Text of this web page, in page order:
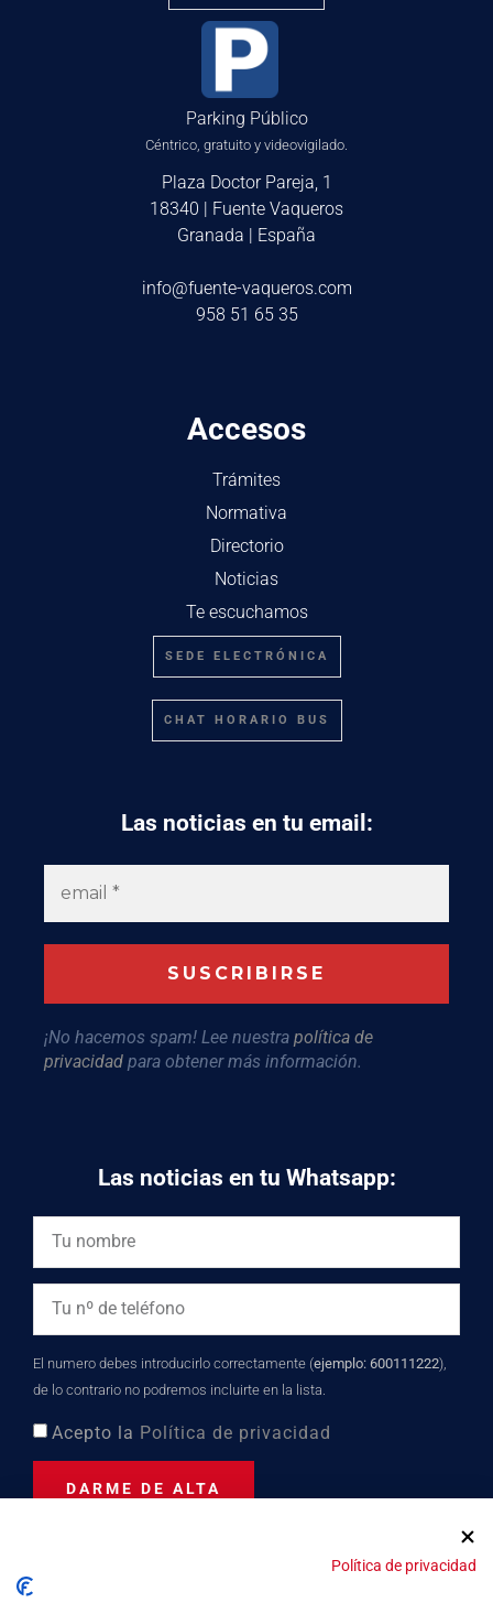
Parking Público
Céntrico, gratuito y videovigilado.
Plaza Doctor Pareja, 1
18340 | Fuente Vaqueros
Granada | España
info@fuente-vaqueros.com
958 51 65 35
Accesos
Trámites
Normativa
Directorio
Noticias
Te escuchamos
SEDE ELECTRÓNICA
CHAT HORARIO BUS
Las noticias en tu email:
¡No hacemos spam! Lee nuestra política de
privacidad para obtener más información.
Las noticias en tu Whatsapp:
El numero debes introducirlo correctamente (ejemplo: 600111222),
de lo contrario no podremos incluirte en la lista.
Acepto la Política de privacidad
DARME DE ALTA
Política de privacidad